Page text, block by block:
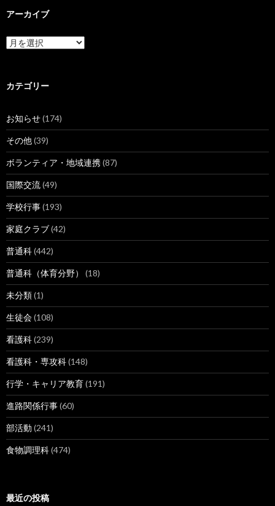
アーカイブ
ア
ー
ブ
カテゴリー
お知らせ(174)
その他(39)
ボランティア・地域連携(87)
国際交流(49)
学校行事(193)
家庭クラブ(42)
普通科(442)
普通科（体育分野） (18)
未分類(1)
生徒会(108)
看護科(239)
看護科・専攻科(148)
行学・キャリア教育(191)
進路関係行事(60)
部活動 (241)
食物調理科(474)
最近の投稿